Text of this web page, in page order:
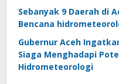
Sebanyak 9 Daerah di
Bencana
Gubernur Aceh
Siaga Menghadapi
Hidrometeorologi